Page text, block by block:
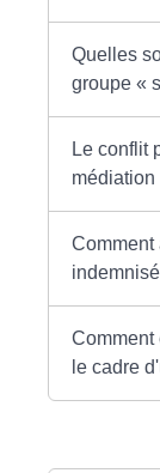
Quelles
groupe «
Le conflit
médiation
Comment
Comment
le cadre